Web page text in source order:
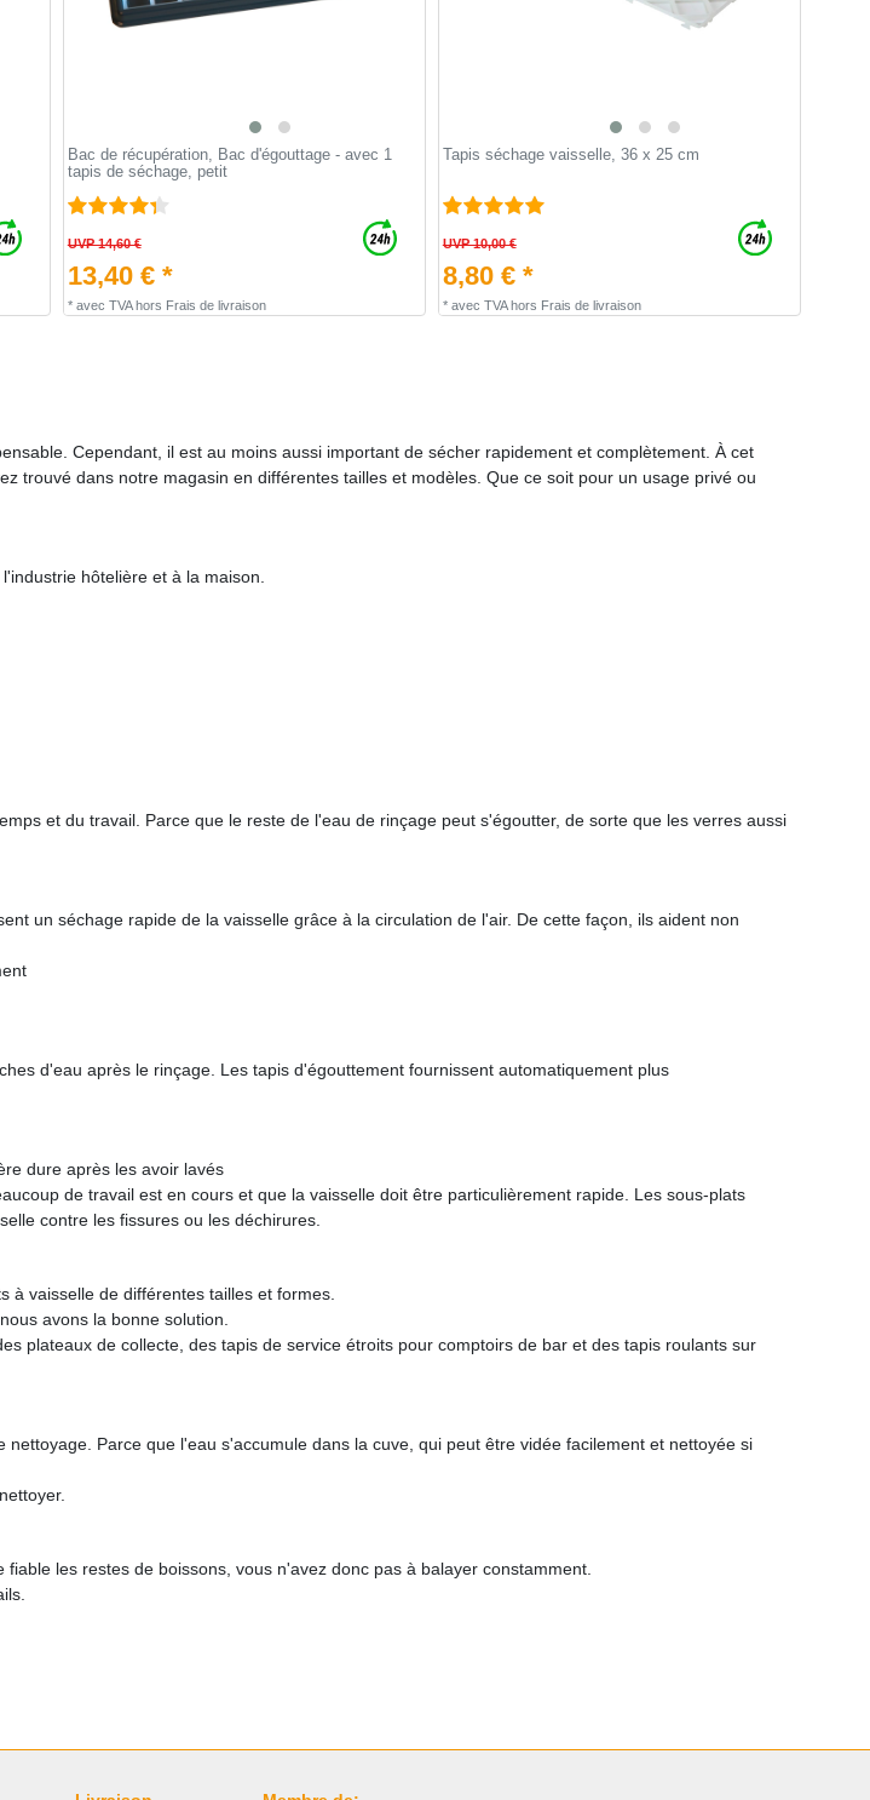
Bac de récupération, Bac d'égouttage - avec 1
tapis de séchage, petit
UVP 14,60 €
13,40 € *
* avec TVAhors Frais de livraison
Tapis séchage vaisselle, 36 x 25 cm
UVP 10,00 €
8,80 € *
* avec TVAhors Frais de livraison
Cependant, il est au moins aussi important de sécher rapidement et complètement. À cet
trouvé dans notre magasin en différentes tailles et modèles. Que ce soit pour un usage privé ou
hôtelière et à la maison.
et du travail. Parce que le reste de l'eau de rinçage peut s'égoutter, de sorte que les verres aussi
un séchage rapide de la vaisselle grâce à la circulation de l'air. De cette façon, ils aident non
d'eau après le rinçage. Les tapis d'égouttement fournissent automatiquement plus
dure après les avoir lavés
de travail est en cours et que la vaisselle doit être particulièrement rapide. Les sous-plats
contre les fissures ou les déchirures.
à vaisselle de différentes tailles et formes.
avons la bonne solution.
plateaux de collecte, des tapis de service étroits pour comptoirs de bar et des tapis roulants sur
Parce que l'eau s'accumule dans la cuve, qui peut être vidée facilement et nettoyée si
les restes de boissons, vous n'avez donc pas à balayer constamment.